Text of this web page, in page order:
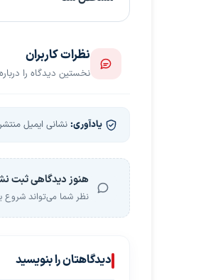
نظرات کاربران
نخستین دیدگاه را
یادآوری: نشانی ایمیل
هنوز دیدگاهی ثبت
نظر شما می‌تواند شروع
دیدگاهتان را بنویسید